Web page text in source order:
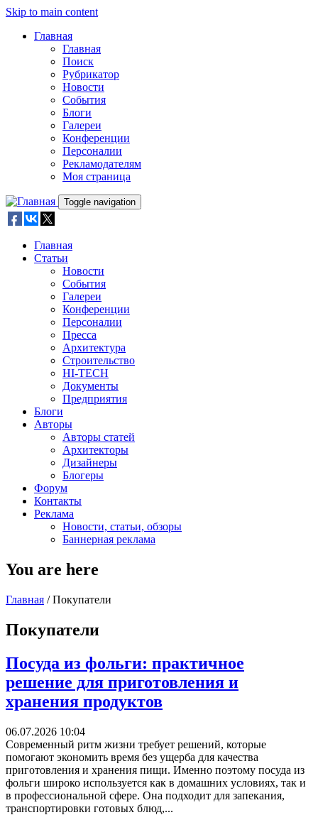
Skip to main content
Главная
Главная
Поиск
Рубрикатор
Новости
События
Блоги
Галереи
Конференции
Персоналии
Рекламодателям
Моя страница
Toggle navigation
Главная
Статьи
Новости
События
Галереи
Конференции
Персоналии
Пресса
Архитектура
Строительство
HI-TECH
Документы
Предприятия
Блоги
Авторы
Авторы статей
Архитекторы
Дизайнеры
Блогеры
Форум
Контакты
Реклама
Новости, статьи, обзоры
Баннерная реклама
You are here
Главная / Покупатели
Покупатели
Посуда из фольги: практичное
решение для приготовления и
хранения продуктов
06.07.2026 10:04
Современный ритм жизни требует решений, которые
помогают экономить время без ущерба для качества
приготовления и хранения пищи. Именно поэтому посуда из
фольги широко используется как в домашних условиях, так и
в профессиональной сфере. Она подходит для запекания,
транспортировки готовых блюд,...